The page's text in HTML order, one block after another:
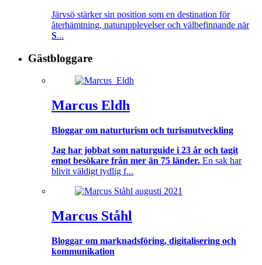
Järvsö stärker sin position som en destination för
återhämtning, naturupplevelser och välbefinnande när
S...
Gästbloggare
Marcus Eldh
Bloggar om naturturism och turismutveckling
Jag har jobbat som naturguide i 23 år och tagit
emot besökare från mer än 75 länder. En sak har
blivit väldigt tydlig f...
Marcus Ståhl
Bloggar om marknadsföring, digitalisering och
kommunikation